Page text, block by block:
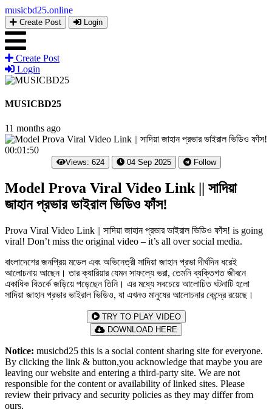
musicbd25.online
Create Post Login
Create Post
Login
MUSICBD25
11 months ago
00:01:50
Views: 624 04 Sep 2025 Follow
Model Prova Viral Video Link || সাদিয়া
জাহান প্রভার ভাইরাল ভিডিও ফাঁস!
Prova Viral Video Link || সাদিয়া জাহান প্রভার ভাইরাল ভিডিও ফাঁস! is going
viral! Don’t miss the original video – it’s all over social media.
বাংলাদেশের জনপ্রিয় মডেল এবং অভিনেত্রী সাদিয়া জাহান প্রভা দীর্ঘদিন ধরেই
আলোচনায় আছেন। তার ক্যারিয়ার যেমন সাফল্যে ভরা, তেমনি ব্যক্তিগত জীবনে
একাধিক বিতর্কে জড়িয়ে পড়েছেন তিনি। এর মধ্যে সবচেয়ে আলোচিত ঘটনাটি হলো
সাদিয়া জাহান প্রভার ভাইরাল ভিডিও, যা এখনও মানুষের আলোচনার কেন্দ্রে রয়েছে।
TRY TO PLAY VIDEO
DOWNLOAD HERE
Notice: musicbd25 this is a social content sharing site for everyone.
By clicking the link & button,you acknowledge that maybe you are
leaving our website and entering a third-party site. We are not
responsible for the content or availability of linked sites. Please
review their privacy and security policies as they may differ from
ours.